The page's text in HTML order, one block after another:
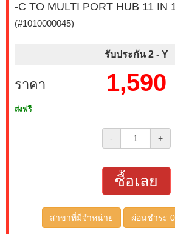
-C TO MULTI PORT HUB 11 IN
(#1010000045)
รับประกัน 2 - Y
ราคา 1,590
ส่งฟรี
- +
ซื้อเลย
สาขาที่มีจำหน่าย ผ่อนชำระ